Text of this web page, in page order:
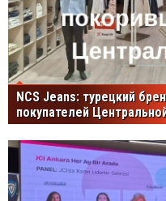
NCS Jeans: турецкий
покупателей